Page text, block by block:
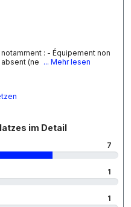
: - Équipement non
(ne
... Mehr lesen
im Detail
7
1
1